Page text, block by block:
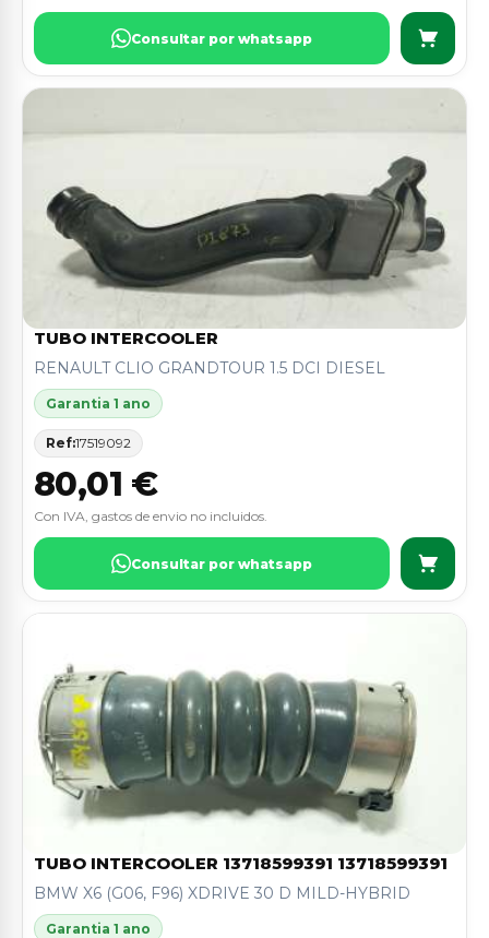
Consultar por whatsapp
TUBO INTERCOOLER
RENAULT CLIO GRANDTOUR 1.5 DCI DIESEL
Garantia 1 ano
Ref:17519092
80,01 €
Con IVA, gastos de envio no incluidos.
Consultar por whatsapp
TUBO INTERCOOLER 13718599391 13718599391
BMW X6 (G06, F96) XDRIVE 30 D MILD-HYBRID
Garantia 1 ano